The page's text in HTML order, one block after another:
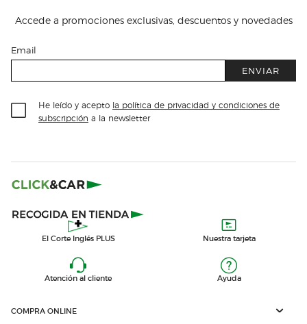
Accede a promociones exclusivas, descuentos y novedades
Email
ENVIAR
He leído y acepto la política de privacidad y condiciones de
subscripción a la newsletter
El Corte Inglés PLUS Nuestra tarjeta
Atención al cliente Ayuda
COMPRA ONLINE